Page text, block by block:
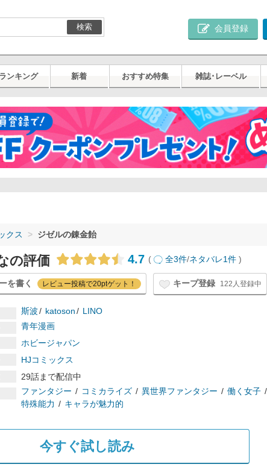
検索 会員登録
ンキング 新着 おすすめ特集 雑誌･レーベル
クス ジゼルの錬金飴
の評価 4.7 ( 全3件/ネタバレ1件 )
を書く レビュー投稿で20ptゲット！ キープ登録 122人登録中
斯波 katoson LINO
青年漫画
ホビージャパン
HJコミックス
29話まで配信中
ファンタジー コミカライズ 異世界ファンタジー
働く女子
特殊能力
キャラが魅力的
今すぐ試し読み